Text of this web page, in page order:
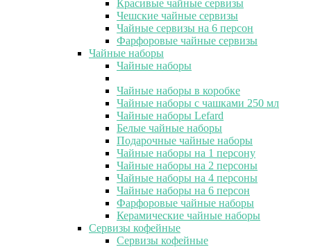
Красивые чайные сервизы
Чешские чайные сервизы
Чайные сервизы на 6 персон
Фарфоровые чайные сервизы
Чайные наборы
Чайные наборы
Чайные наборы в коробке
Чайные наборы с чашками 250 мл
Чайные наборы Lefard
Белые чайные наборы
Подарочные чайные наборы
Чайные наборы на 1 персону
Чайные наборы на 2 персоны
Чайные наборы на 4 персоны
Чайные наборы на 6 персон
Фарфоровые чайные наборы
Керамические чайные наборы
Сервизы кофейные
Сервизы кофейные